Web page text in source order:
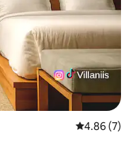
Ukadiriaji
4.86 (7)